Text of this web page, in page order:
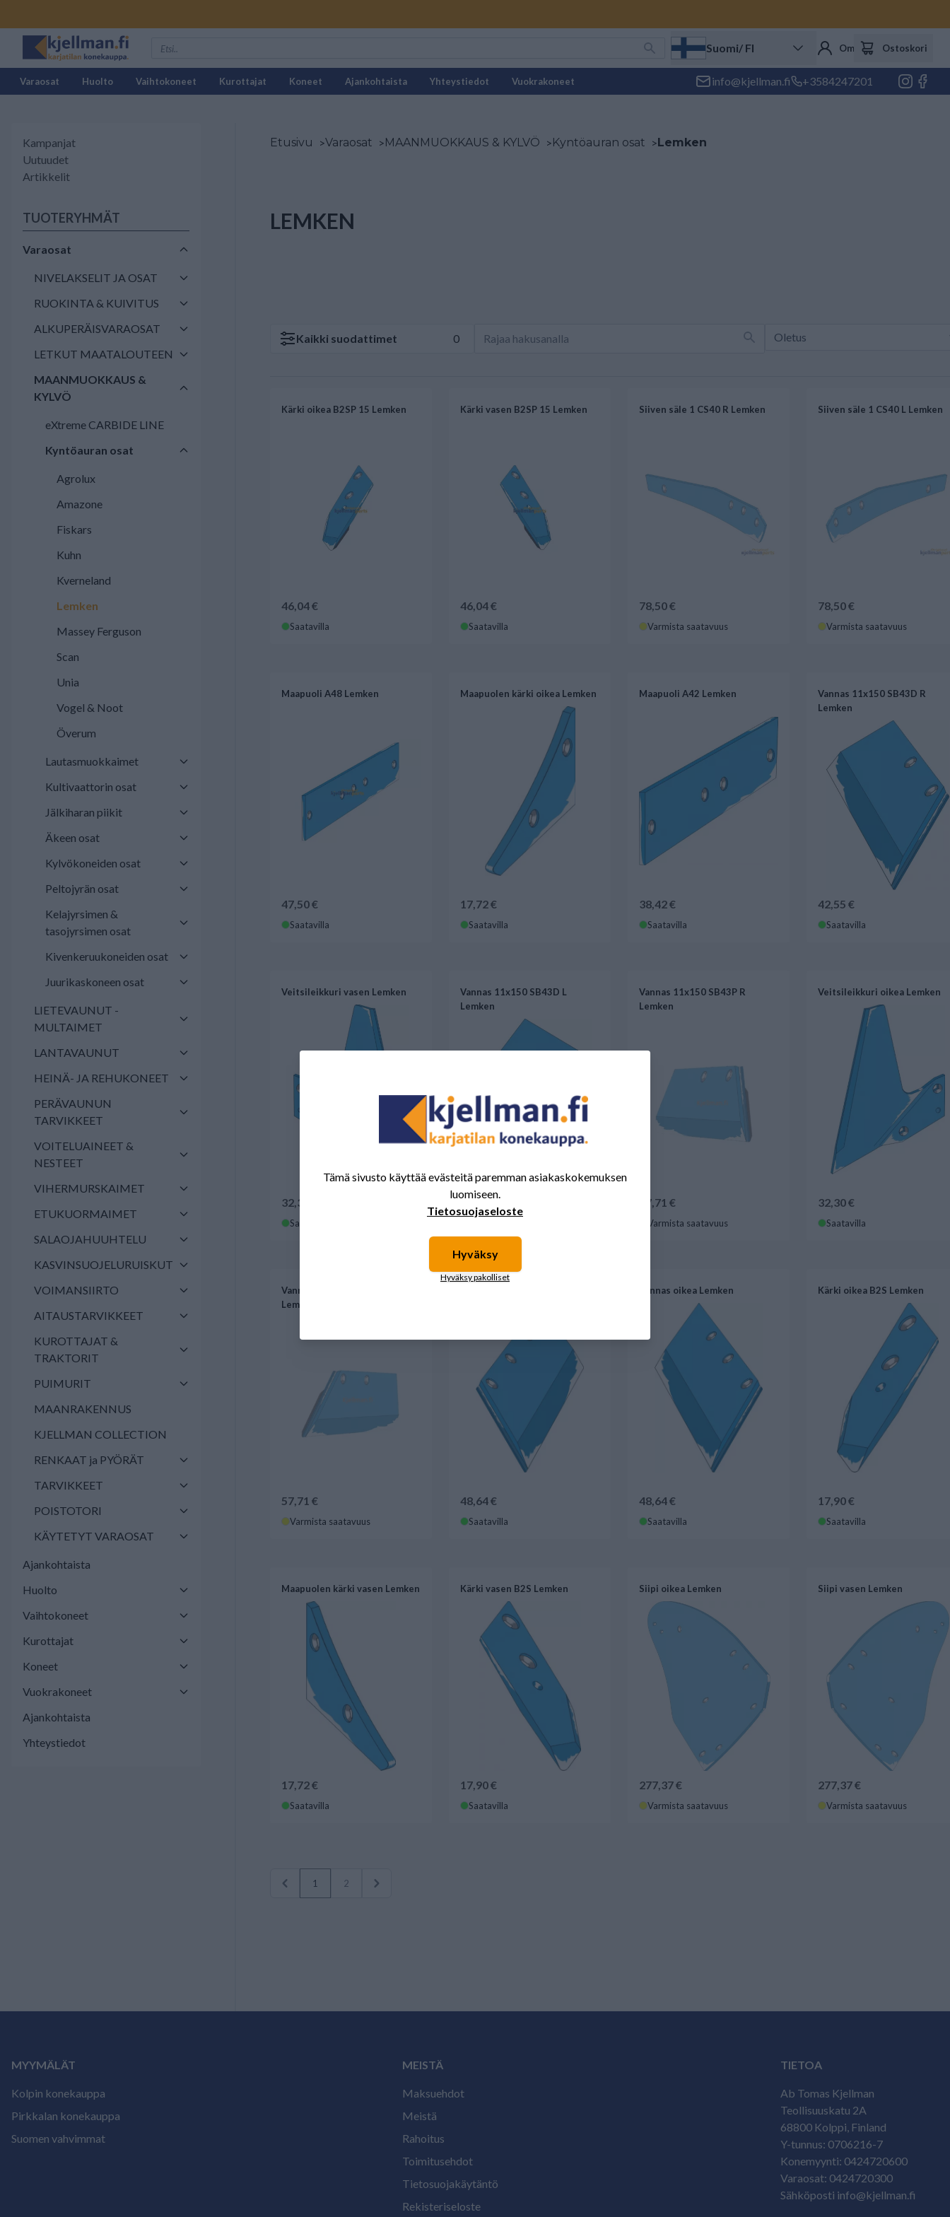
Suomi/ FI Oma tili Ostoskori
Varaosat Huolto Vaihtokoneet Kurottajat Koneet Ajankohtaista Yhteystiedot Vuokrakoneet info@kjellman.fi +3584247201
Kampanjat
Uutuudet
Artikkelit
TUOTERYHMÄT
Varaosat
NIVELAKSELIT JA OSAT
RUOKINTA & KUIVITUS
ALKUPERÄISVARAOSAT
LETKUT MAATALOUTEEN
MAANMUOKKAUS &
KYLVÖ
eXtreme CARBIDE LINE
Kyntöauran osat
Agrolux
Amazone
Fiskars
Kuhn
Kverneland
Lemken
Massey Ferguson
Scan
Unia
Vogel & Noot
Överum
Lautasmuokkaimet
Kultivaattorin osat
Jälkiharan piikit
Äkeen osat
Kylvökoneiden osat
Peltojyrän osat
Kelajyrsimen &
tasojyrsimen osat
Kivenkeruukoneiden osat
Juurikaskoneen osat
LIETEVAUNUT -
MULTAIMET
LANTAVAUNUT
HEINÄ- JA REHUKONEET
PERÄVAUNUN
TARVIKKEET
VOITELUAINEET &
NESTEET
VIHERMURSKAIMET
ETUKUORMAIMET
SALAOJAHUUHTELU
KASVINSUOJELURUISKUT
VOIMANSIIRTO
AITAUSTARVIKKEET
KUROTTAJAT &
TRAKTORIT
PUIMURIT
MAANRAKENNUS
KJELLMAN COLLECTION
RENKAAT ja PYÖRÄT
TARVIKKEET
POISTOTORI
KÄYTETYT VARAOSAT
Ajankohtaista
Huolto
Vaihtokoneet
Kurottajat
Koneet
Vuokrakoneet
Ajankohtaista
Yhteystiedot
Etusivu >Varaosat >MAANMUOKKAUS & KYLVÖ >Kyntöauran osat >Lemken
LEMKEN
Kaikki suodattimet 0
Kärki oikea B2SP 15 Lemken
46,04 €
Saatavilla
Kärki vasen B2SP 15 Lemken
46,04 €
Saatavilla
Siiven säle 1 CS40 R Lemken
78,50 €
Varmista saatavuus
Siiven säle 1 CS40 L Lemken
78,50 €
Varmista saatavuus
Maapuoli A48 Lemken
47,50 €
Saatavilla
Maapuolen kärki oikea Lemken
17,72 €
Saatavilla
Maapuoli A42 Lemken
38,42 €
Saatavilla
Vannas 11x150 SB43D R
Lemken
42,55 €
Saatavilla
Veitsileikkuri vasen Lemken
32,30 €
Saatavilla
Vannas 11x150 SB43D L
Lemken
42,55 €
Vannas 11x150 SB43P R
Lemken
57,71 €
Varmista saatavuus
Veitsileikkuri oikea Lemken
32,30 €
Saatavilla
Vannas 11x150 SB43P L
Lemken
57,71 €
Varmista saatavuus
48,64 €
Saatavilla
Vannas oikea Lemken
48,64 €
Saatavilla
Kärki oikea B2S Lemken
17,90 €
Saatavilla
Maapuolen kärki vasen Lemken
17,72 €
Saatavilla
Kärki vasen B2S Lemken
17,90 €
Saatavilla
Siipi oikea Lemken
277,37 €
Varmista saatavuus
Siipi vasen Lemken
277,37 €
Varmista saatavuus
1 2
MYYMÄLÄT
Kolpin konekauppa
Pirkkalan konekauppa
Suomen vahvimmat
MEISTÄ
Maksuehdot
Meistä
Rahoitus
Toimitusehdot
Tietosuojakäytäntö
Rekisteriseloste
TIETOA
Ab Tomas Kjellman
Teollisuuskatu 2A
68800 Kolppi, Finland
Y-tunnus: 0706216-7
Konemyynti: 0424720600
Varaosat: 0424720300
Sähköposti info@kjellman.fi
Tämä sivusto käyttää evästeitä paremman asiakaskokemuksen
luomiseen.
Tietosuojaseloste
Hyväksy
Hyväksy pakolliset